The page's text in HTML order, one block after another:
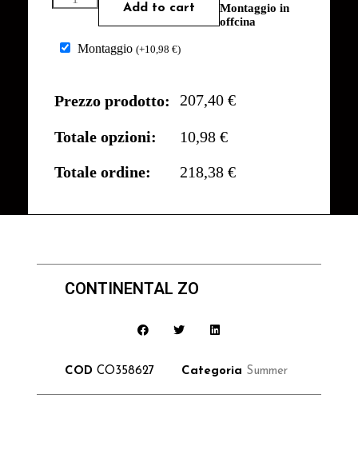
Add to cart
Montaggio in
offcina
Montaggio (+10,98 €)
Prezzo prodotto: 207,40 €
Totale opzioni:
10,98 €
Totale ordine:
218,38 €
CONTINENTAL ZO
COD CO358627 Categoria Summer